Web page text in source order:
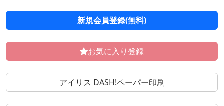
新規会員登録(無料)
お気に入り登録
アイリス DASH!ペーパー印刷